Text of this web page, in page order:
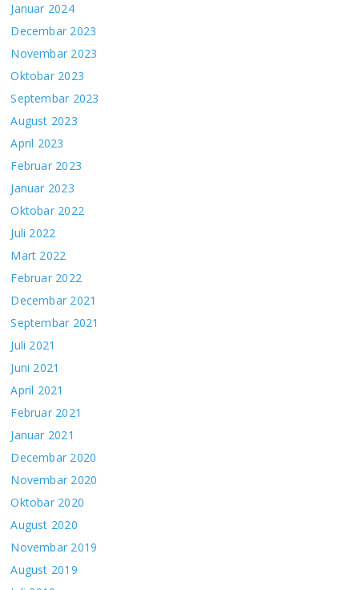
Januar 2024
Decembar 2023
Novembar 2023
Oktobar 2023
Septembar 2023
August 2023
April 2023
Februar 2023
Januar 2023
Oktobar 2022
Juli 2022
Mart 2022
Februar 2022
Decembar 2021
Septembar 2021
Juli 2021
Juni 2021
April 2021
Februar 2021
Januar 2021
Decembar 2020
Novembar 2020
Oktobar 2020
August 2020
Novembar 2019
August 2019